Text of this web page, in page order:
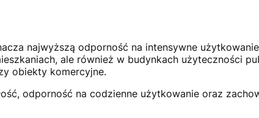
najwyższą odporność na intensywne
ale również w budynkach użyteczności
obiekty komercyjne.
odporność na codzienne użytkowanie oraz